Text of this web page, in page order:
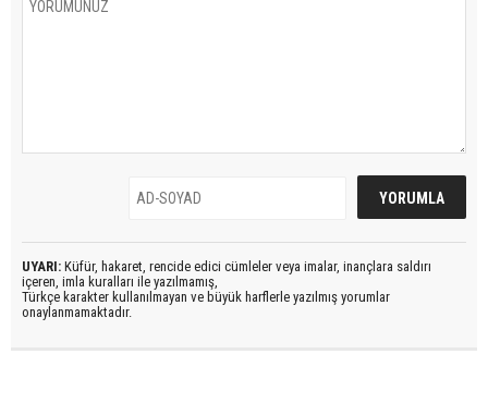
UYARI: Küfür, hakaret, rencide edici cümleler veya imalar, inançlara saldırı
içeren, imla kuralları ile yazılmamış,
Türkçe karakter kullanılmayan ve büyük harflerle yazılmış yorumlar
onaylanmamaktadır.